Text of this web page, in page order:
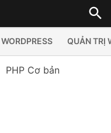
WORDPRESS QUẢN TRỊ
PHP Cơ bản